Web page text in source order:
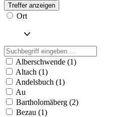
Treffer anzeigen
Ort
Alberschwende (1)
Altach (1)
Andelsbuch (1)
Au
Bartholomäberg (2)
Bezau (1)